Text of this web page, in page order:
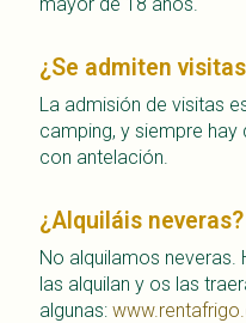
¿Se admiten
La admisión de visitas
camping, y siempre
con antelación.
¿Alquiláis neveras?
No alquilamos neveras.
las alquilan y os las
algunas: